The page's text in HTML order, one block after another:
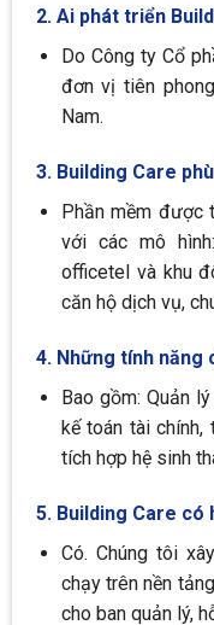
2. Ai phát triển
Do Công ty Cổ
đơn vị tiên
Nam.
3. Building Care
Phần mềm được
với các mô
officetel và khu
căn hộ dịch vụ,
4. Những tính năng
Bao gồm: Quản
kế toán tài
tích hợp hệ sinh
5. Building Care có
Có. Chúng tôi
chạy trên nền
cho ban quản lý,